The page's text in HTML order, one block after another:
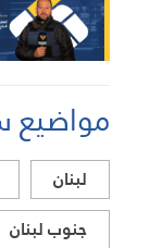
مواضيع
لبنان
جنوب لبنان